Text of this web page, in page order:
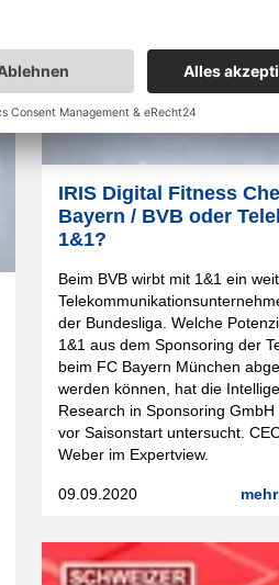
IRIS Digital Fitness
Bayern / BVB oder
1&1?
Beim BVB wirbt mit 1&1 ein
der Bundesliga. Welche
1&1 aus dem Sponsoring der
beim FC Bayern München
werden können, hat die
Research in Sponsoring GmbH
vor Saisonstart untersucht.
Weber im Expertview.
09.09.2020